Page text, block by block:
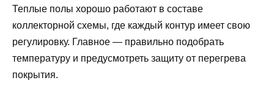
Теплые полы хорошо работают в составе
коллекторной схемы, где каждый контур имеет свою
регулировку. Главное — правильно подобрать
температуру и предусмотреть защиту от перегрева
покрытия.